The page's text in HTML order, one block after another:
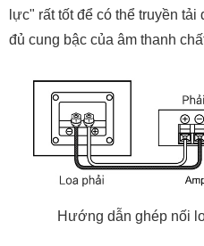
lực" rất tốt để có thể truyền
đủ cung bậc của âm thanh
Hướng dẫn ghép nối